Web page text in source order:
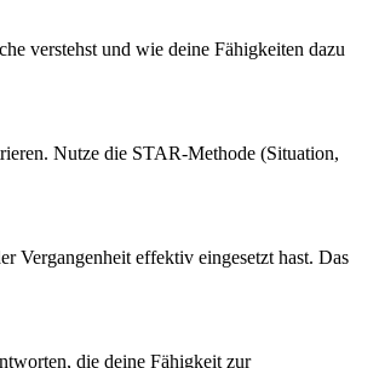
verstehst und wie deine Fähigkeiten dazu
Nutze die STAR-Methode (Situation,
Vergangenheit effektiv eingesetzt hast. Das
die deine Fähigkeit zur